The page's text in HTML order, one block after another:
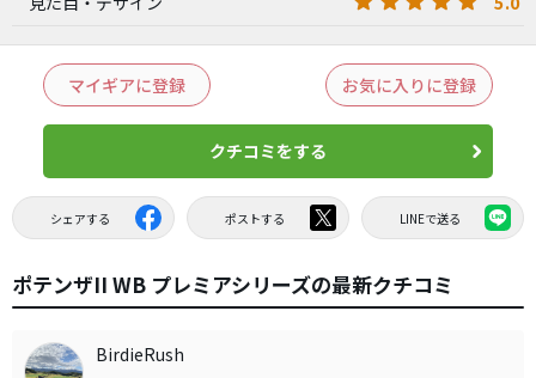
マイギアに登録 お気に入りに登録
クチコミをする
シェアする ポストする LINEで送る
ポテンザII WB プレミアシリーズの最新クチコミ
BirdieRush